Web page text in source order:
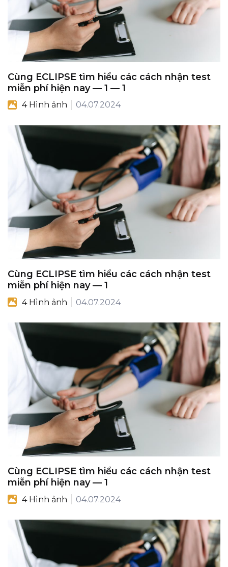
Cùng ECLIPSE tìm hiểu các cách nhận test
miễn phí hiện nay — 1 — 1
4 Hình ảnh 04.07.2024
Cùng ECLIPSE tìm hiểu các cách nhận test
miễn phí hiện nay — 1
4 Hình ảnh 04.07.2024
Cùng ECLIPSE tìm hiểu các cách nhận test
miễn phí hiện nay — 1
4 Hình ảnh 04.07.2024